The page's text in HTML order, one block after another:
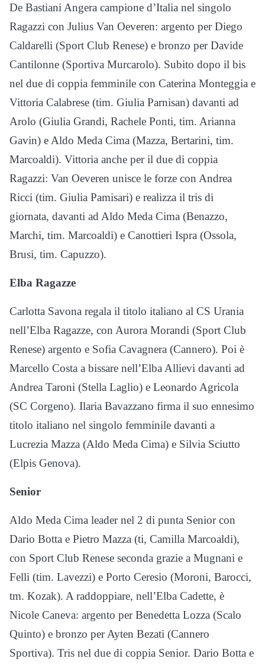
De Bastiani Angera campione d’Italia nel singolo
Ragazzi con Julius Van Oeveren: argento per Diego
Caldarelli (Sport Club Renese) e bronzo per Davide
Cantilonne (Sportiva Murcarolo). Subito dopo il bis
nel due di coppia femminile con Caterina Monteggia e
Vittoria Calabrese (tim. Giulia Parnisan) davanti ad
Arolo (Giulia Grandi, Rachele Ponti, tim. Arianna
Gavin) e Aldo Meda Cima (Mazza, Bertarini, tim.
Marcoaldi). Vittoria anche per il due di coppia
Ragazzi: Van Oeveren unisce le forze con Andrea
Ricci (tim. Giulia Pamisari) e realizza il tris di
giornata, davanti ad Aldo Meda Cima (Benazzo,
Marchi, tim. Marcoaldi) e Canottieri Ispra (Ossola,
Brusi, tim. Capuzzo).
Elba Ragazze
Carlotta Savona regala il titolo italiano al CS Urania
nell’Elba Ragazze, con Aurora Morandi (Sport Club
Renese) argento e Sofia Cavagnera (Cannero). Poi è
Marcello Costa a bissare nell’Elba Allievi davanti ad
Andrea Taroni (Stella Laglio) e Leonardo Agricola
(SC Corgeno). Ilaria Bavazzano firma il suo ennesimo
titolo italiano nel singolo femminile davanti a
Lucrezia Mazza (Aldo Meda Cima) e Silvia Sciutto
(Elpis Genova).
Senior
Aldo Meda Cima leader nel 2 di punta Senior con
Dario Botta e Pietro Mazza (ti, Camilla Marcoaldi),
con Sport Club Renese seconda grazie a Mugnani e
Felli (tim. Lavezzi) e Porto Ceresio (Moroni, Barocci,
tm. Kozak). A raddoppiare, nell’Elba Cadette, è
Nicole Caneva: argento per Benedetta Lozza (Scalo
Quinto) e bronzo per Ayten Bezati (Cannero
Sportiva). Tris nel due di coppia Senior. Dario Botta e